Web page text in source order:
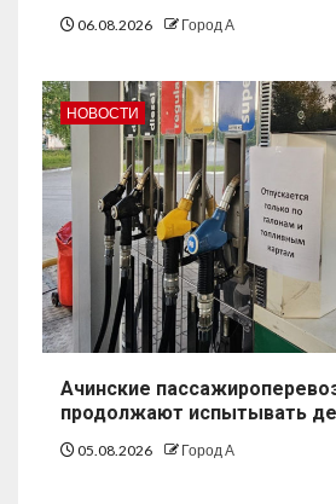
06.08.2026 Город А
НОВОСТИ
Ачинские
продолжают испытывать
05.08.2026 Город А